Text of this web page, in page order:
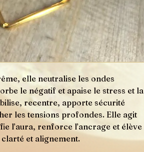
elle neutralise les ondes
le négatif et apaise le stress et la
recentre, apporte sécurité
les tensions profondes. Elle agit
l’aura, renforce l’ancrage et élève
et alignement.